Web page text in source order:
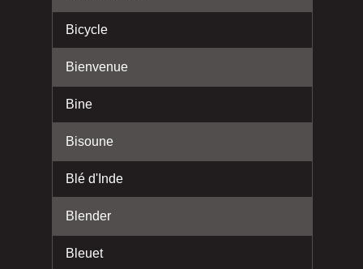
Bicycle
Bienvenue
Bine
Bisoune
Blé d'Inde
Blender
Bleuet